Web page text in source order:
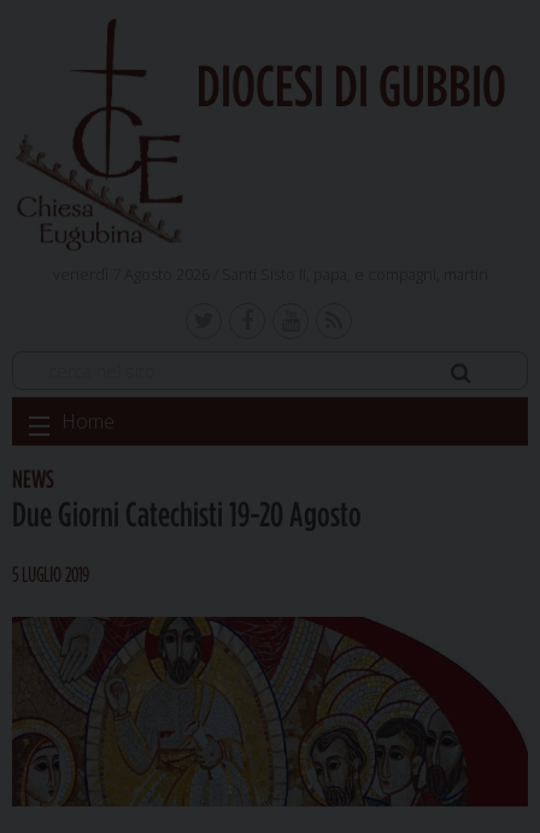
DIOCESI DI GUBBIO
Skip
to
content
Home
NEWS
Due Giorni Catechisti 19-20 Agosto
5 LUGLIO 2019